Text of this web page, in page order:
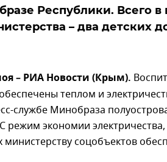
Республики. Всего в
– два детских
– РИА Новости (Крым).
теплом и
службе Минобраза
режим экономии электричества,
соцобъектов